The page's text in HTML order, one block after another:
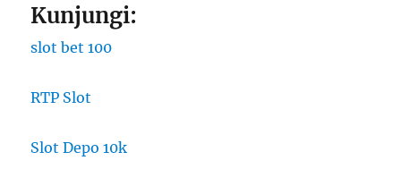
Kunjungi:
slot bet 100
RTP Slot
Slot Depo 10k